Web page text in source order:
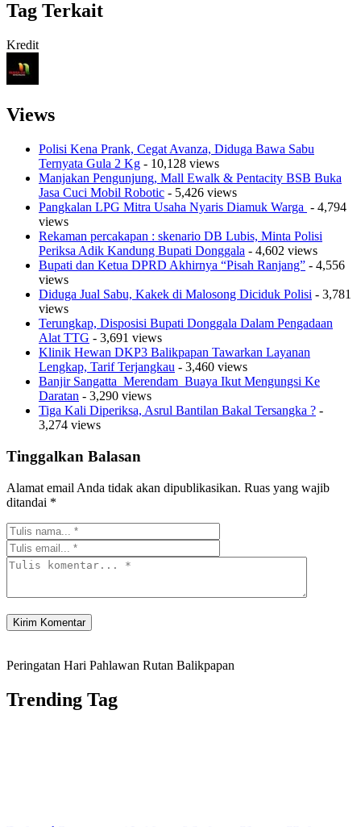
Tag Terkait
Kredit
Views
Polisi Kena Prank, Cegat Avanza, Diduga Bawa Sabu
Ternyata Gula 2 Kg - 10,128 views
Manjakan Pengunjung, Mall Ewalk & Pentacity BSB Buka
Jasa Cuci Mobil Robotic - 5,426 views
Pangkalan LPG Mitra Usaha Nyaris Diamuk Warga - 4,794
views
Rekaman percakapan : skenario DB Lubis, Minta Polisi
Periksa Adik Kandung Bupati Donggala - 4,602 views
Bupati dan Ketua DPRD Akhirnya “Pisah Ranjang” - 4,556
views
Diduga Jual Sabu, Kakek di Malosong Diciduk Polisi - 3,781
views
Terungkap, Disposisi Bupati Donggala Dalam Pengadaan
Alat TTG - 3,691 views
Klinik Hewan DKP3 Balikpapan Tawarkan Layanan
Lengkap, Tarif Terjangkau - 3,460 views
Banjir Sangatta Merendam Buaya Ikut Mengungsi Ke
Daratan - 3,290 views
Tiga Kali Diperiksa, Asrul Bantilan Bakal Tersangka ? -
3,274 views
Tinggalkan Balasan
Alamat email Anda tidak akan dipublikasikan. Ruas yang wajib
ditandai *
Peringatan Hari Pahlawan Rutan Balikpapan
Trending Tag